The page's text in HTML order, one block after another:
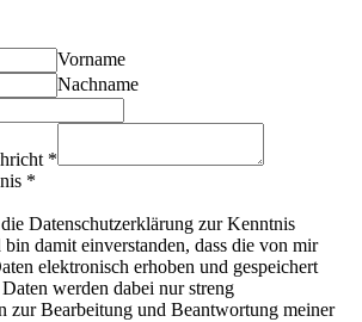
Vorname
Nachname
*
*
Datenschutzerklärung zur Kenntnis
bin damit einverstanden, dass die von mir
elektronisch erhoben und gespeichert
werden dabei nur streng
zur Bearbeitung und Beantwortung meiner